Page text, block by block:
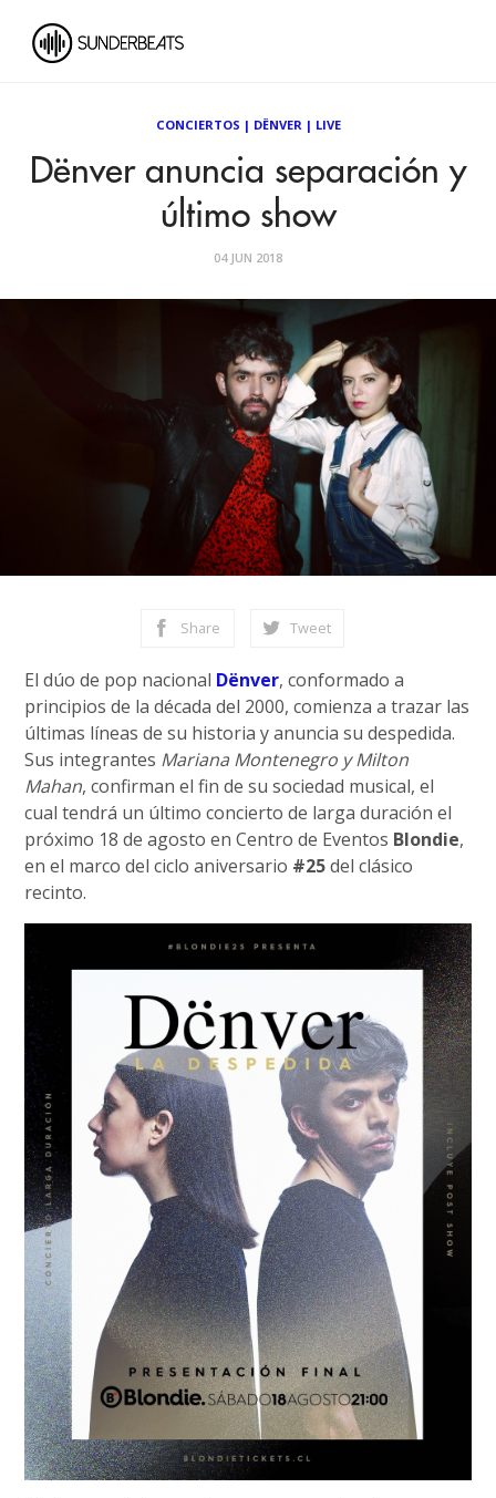
CONCIERTOS | DËNVER| LIVE
Dënver anuncia separación y
último show
04 JUN 2018
Share Tweet
El dúo de pop nacional Dënver, conformado a
principios de la década del 2000, comienza a trazar las
últimas líneas de su historia y anuncia su despedida.
Sus integrantes Mariana Montenegro y Milton
Mahan, confirman el fin de su sociedad musical, el
cual tendrá un último concierto de larga duración el
próximo 18 de agosto en Centro de Eventos Blondie,
en el marco del ciclo aniversario #25del clásico
recinto.